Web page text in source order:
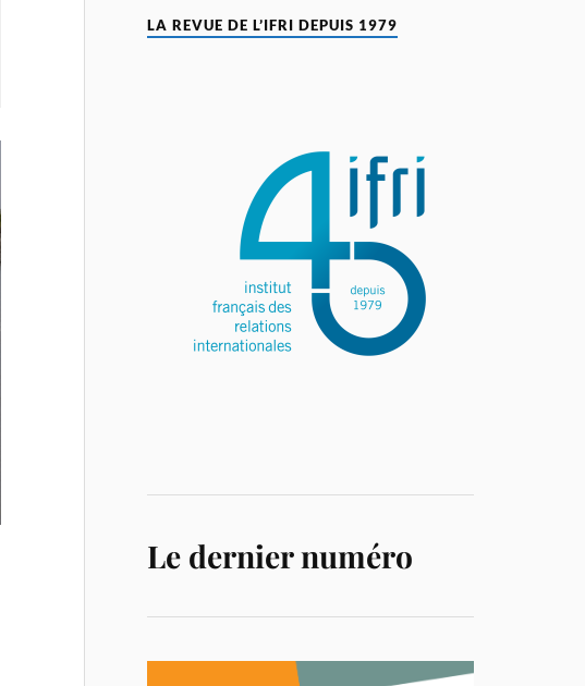
LA REVUE DE L’IFRI DEPUIS 1979
Le dernier numéro